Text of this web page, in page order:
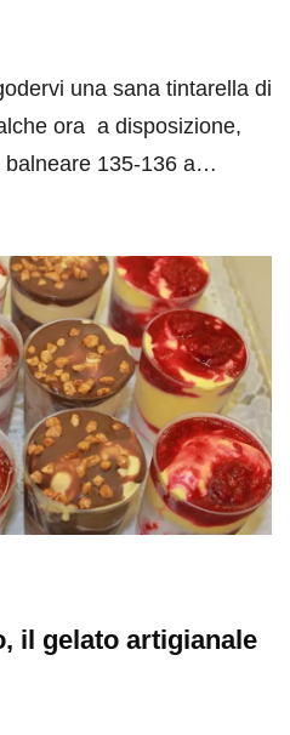
una sana tintarella di
ora a disposizione,
balneare 135-136 a…
il gelato artigianale